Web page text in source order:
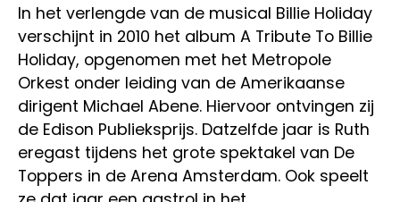
In het verlengde van de musical Billie Holiday
verschijnt in 2010 het album A Tribute To Billie
Holiday, opgenomen met het Metropole
Orkest onder leiding van de Amerikaanse
dirigent Michael Abene. Hiervoor ontvingen zij
de Edison Publieksprijs. Datzelfde jaar is Ruth
eregast tijdens het grote spektakel van De
Toppers in de Arena Amsterdam. Ook speelt